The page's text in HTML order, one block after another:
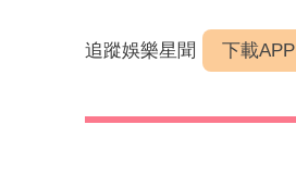
追蹤娛樂星聞 下載APP